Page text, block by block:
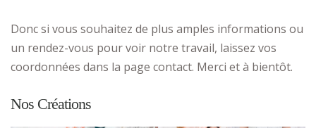
Donc si vous souhaitez de plus amples informations ou
un rendez-vous pour voir notre travail, laissez vos
coordonnées dans la page contact. Merci et à bientôt.
Nos Créations